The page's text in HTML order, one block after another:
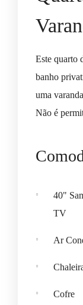
Este quarto
banho
uma
Não é
40"
TV
Ar
Cofre